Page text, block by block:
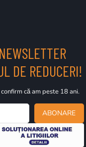
DE REDUCERI!
că am peste 18 ani.
ABONARE